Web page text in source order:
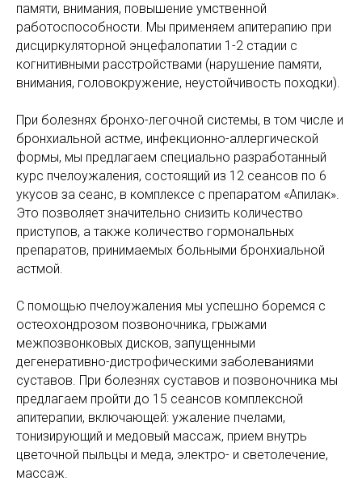
памяти, внимания, повышение умственной
работоспособности. Мы применяем апитерапию при
дисциркуляторной энцефалопатии 1-2 стадии с
когнитивными расстройствами (нарушение памяти,
внимания, головокружение, неустойчивость походки).
При болезнях бронхо-легочной системы, в том числе и
бронхиальной астме, инфекционно-аллергической
формы, мы предлагаем специально разработанный
курс пчелоужаления, состоящий из 12 сеансов по 6
укусов за сеанс, в комплексе с препаратом «Апилак».
Это позволяет значительно снизить количество
приступов, а также количество гормональных
препаратов, принимаемых больными бронхиальной
астмой.
С помощью пчелоужаления мы успешно боремся с
остеохондрозом позвоночника, грыжами
межпозвонковых дисков, запущенными
дегенеративно-дистрофическими заболеваниями
суставов. При болезнях суставов и позвоночника мы
предлагаем пройти до 15 сеансов комплексной
апитерапии, включающей: ужаление пчелами,
тонизирующий и медовый массаж, прием внутрь
цветочной пыльцы и меда, электро- и светолечение,
массаж.